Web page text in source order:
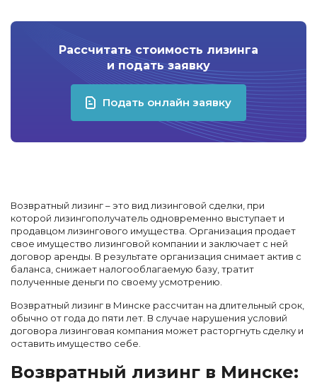
Рассчитать стоимость лизинга
и подать заявку
Подать онлайн заявку
Возвратный лизинг – это вид лизинговой сделки, при
которой лизингополучатель одновременно выступает и
продавцом лизингового имущества. Организация продает
свое имущество лизинговой компании и заключает с ней
договор аренды. В результате организация снимает актив с
баланса, снижает налогооблагаемую базу, тратит
полученные деньги по своему усмотрению.
Возвратный лизинг в Минске рассчитан на длительный срок,
обычно от года до пяти лет. В случае нарушения условий
договора лизинговая компания может расторгнуть сделку и
оставить имущество себе.
Возвратный лизинг в Минске: